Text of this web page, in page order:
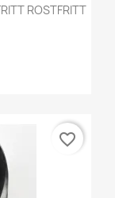
ROSTFRITT
favorite_border